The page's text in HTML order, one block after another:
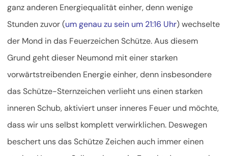
ganz anderen Energiequalität einher, denn wenige
Stunden zuvor (um genau zu sein um 21:16 Uhr) wechselte
der Mond in das Feuerzeichen Schütze. Aus diesem
Grund geht dieser Neumond mit einer starken
vorwärtstreibenden Energie einher, denn insbesondere
das Schütze-Sternzeichen verlieht uns einen starken
inneren Schub, aktiviert unser inneres Feuer und möchte,
dass wir uns selbst komplett verwirklichen. Deswegen
beschert uns das Schütze Zeichen auch immer einen